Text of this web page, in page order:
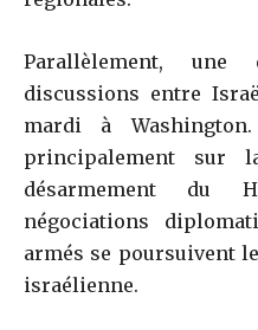
Parallèlement, une
discussions entre
mardi à
principalement sur
désarmement du
négociations
armés se poursuivent
israélienne.